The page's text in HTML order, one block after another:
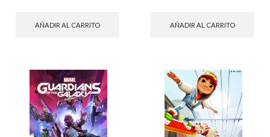
AÑADIR AL CARRITO AÑADIR AL CARRITO